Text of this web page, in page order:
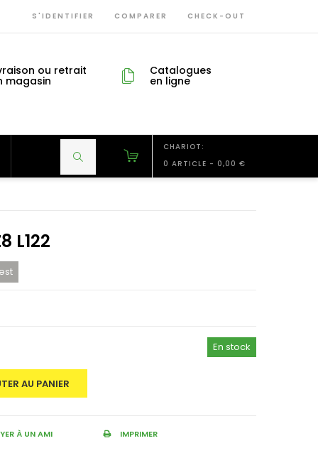
S'IDENTIFIER COMPARER CHECK-OUT
ou retrait
magasin
Catalogues
en ligne
CHARIOT:
0 ARTICLE - 0,00 €
L122
En stock
AU PANIER
À UN AMI IMPRIMER